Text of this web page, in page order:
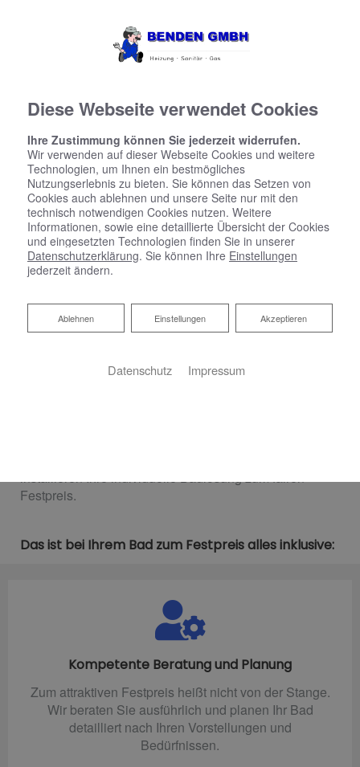
Ihr Bad zum Festpreis von
installieren Ihre individuelle Badlösung zum fairen
Festpreis.
Das ist bei Ihrem Bad zum Festpreis alles inklusive:
Kompetente Beratung und Planung
Zum attraktiven Festpreis heißt nicht von der Stange.
Wir beraten Sie ausführlich und planen Ihr Bad
detailliert nach Ihren Vorstellungen und
Bedürfnissen.
Diese Webseite verwendet Cookies
Ihre Zustimmung können Sie jederzeit widerrufen.
Wir verwenden auf dieser Webseite Cookies und weitere
Technologien, um Ihnen ein bestmögliches
Nutzungserlebnis zu bieten. Sie können das Setzen von
Cookies auch ablehnen und unsere Seite nur mit den
technisch notwendigen Cookies nutzen. Weitere
Informationen, sowie eine detaillierte Übersicht der Cookies
und eingesetzten Technologien finden Sie in unserer
Datenschutzerklärung. Sie können Ihre Einstellungen
jederzeit ändern.
Akzeptieren
Einstellungen
Ablehnen
Ablehnen
Datenschutz Impressum